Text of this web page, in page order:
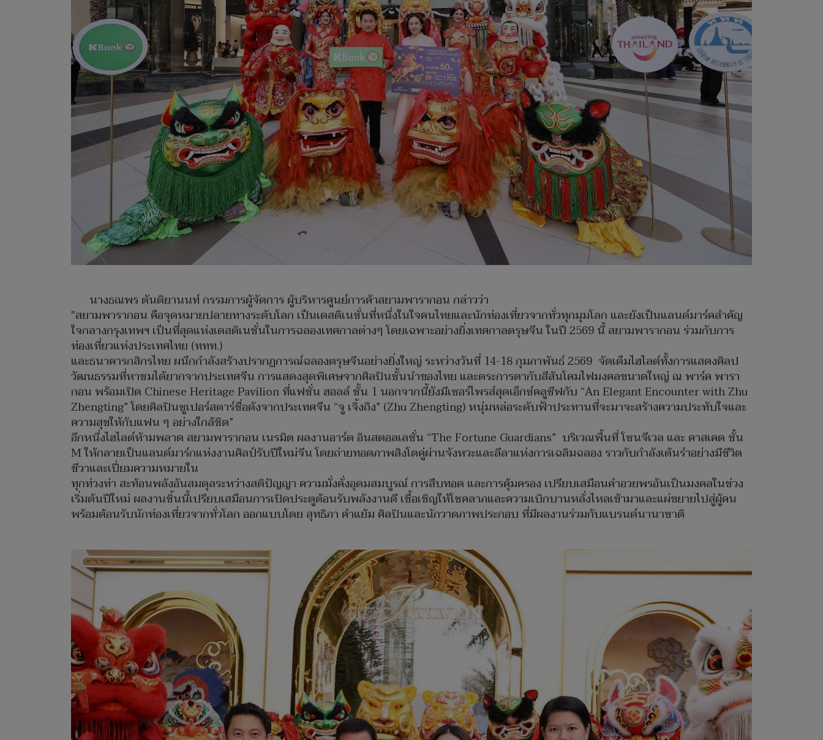
นางธณพร ตันติยานนท์ กรรมการผู้จัดการ ผู้บริหารศูนย์การค้าสยามพารากอน กล่าวว่า
"สยามพารากอน คือจุดหมายปลายทางระดับโลก เป็นเดสติเนชั่นที่หนึ่งในใจคนไทยและนักท่องเที่ยวจากทั่วทุกมุมโลก และยังเป็นแลนด์มาร์คสำคัญ
ใจกลางกรุงเทพฯ เป็นที่สุดแห่งเดสติเนชั่นในการฉลองเทศกาลต่างๆ โดยเฉพาะอย่างยิ่งเทศกาลตรุษจีน ในปี 2569 นี้ สยามพารากอน ร่วมกับการ
ท่องเที่ยวแห่งประเทศไทย (ททท.)
และธนาคารกสิกรไทย ผนึกกำลังสร้างปรากฏการณ์ฉลองตรุษจีนอย่างยิ่งใหญ่ ระหว่างวันที่ 14-18 กุมภาพันธ์ 2569 จัดเต็มไฮไลต์ทั้งการแสดงศิลป
วัฒนธรรมที่หาชมได้ยากจากประเทศจีน การแสดงสุดพิเศษจากศิลปินชั้นนำของไทย และตระการตากับสีสันโคมไฟมงคลขนาดใหญ่ ณ พาร์ค พารา
กอน พร้อมเปิด Chinese Heritage Pavilion ที่แฟชั่น ฮอลล์ ชั้น 1 นอกจากนี้ยังมีเซอร์ไพรส์สุดเอ็กซ์คลูซีฟกับ “An Elegant Encounter with Zhu
Zhengting” โดยศิลปินซูเปอร์สตาร์ชื่อดังจากประเทศจีน “จู เจิ้งถิง” (Zhu Zhengting) หนุ่มหล่อระดับฟ้าประทานที่จะมาจะสร้างความประทับใจและ
ความสุขให้กับแฟน ๆ อย่างใกล้ชิด”
อีกหนึ่งไฮไลต์ห้ามพลาด สยามพารากอน เนรมิต ผลงานอาร์ต อินสตอลเลชั่น “The Fortune Guardians” บริเวณพื้นที่ โซนจีเวล และ คาสเคด ชั้น
M ให้กลายเป็นแลนด์มาร์กแห่งงานศิลป์รับปีใหม่จีน โดยถ่ายทอดภาพสิงโตคู่ผ่านจังหวะและลีลาแห่งการเฉลิมฉลอง ราวกับกำลังเต้นรำอย่างมีชีวิต
ชีวาและเปี่ยมความหมายใน
ทุกท่วงท่า สะท้อนพลังอันสมดุลระหว่างสติปัญญา ความมั่งคั่งอุดมสมบูรณ์ การสืบทอด และการคุ้มครอง เปรียบเสมือนคำอวยพรอันเป็นมงคลในช่วง
เริ่มต้นปีใหม่ ผลงานชิ้นนี้เปรียบเสมือนการเปิดประตูต้อนรับพลังงานดี เชื้อเชิญให้โชคลาภและความเบิกบานหลั่งไหลเข้ามาและแผ่ขยายไปสู่ผู้คน
พร้อมต้อนรับนักท่องเที่ยวจากทั่วโลก ออกแบบโดย สุทธิภา คำแย้ม ศิลปินและนักวาดภาพประกอบ ที่มีผลงานร่วมกับแบรนด์นานาชาติ